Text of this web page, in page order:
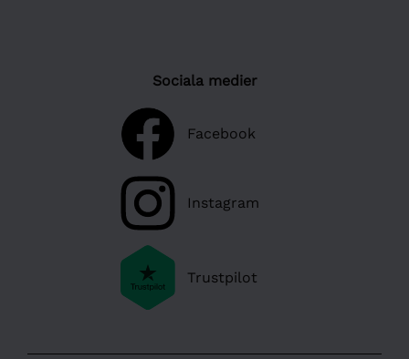
Sociala medier
Facebook
Instagram
Trustpilot